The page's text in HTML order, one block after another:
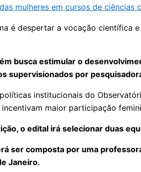
mulheres em cursos de ciências
é despertar a vocação científica
busca estimular o
supervisionados por
institucionais do
maior participação
o edital irá selecionar duas
ser composta por uma
Janeiro.